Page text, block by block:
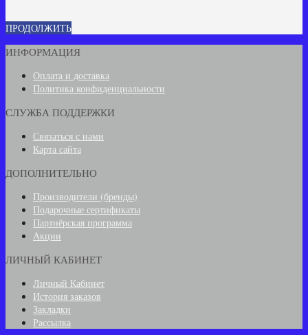
ПРОДОЛЖИТЬ
ИНФОРМАЦИЯ
Оплата и доставка
Политика конфиденциальности
СЛУЖБА ПОДДЕРЖКИ
Связаться с нами
Карта сайта
ДОПОЛНИТЕЛЬНО
Производители (бренды)
Подарочные сертификаты
Партнёрская программа
Акции
ЛИЧНЫЙ КАБИНЕТ
Личный Кабинет
История заказов
Закладки
Рассылка